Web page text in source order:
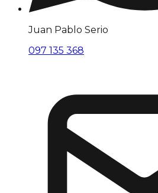
Juan Pablo Serio
097 135 368